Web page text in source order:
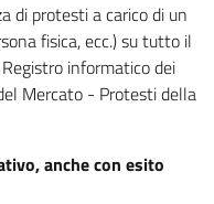
di protesti a carico di un
fisica, ecc.) su tutto il
informatico dei
Mercato - Protesti della
anche con esito